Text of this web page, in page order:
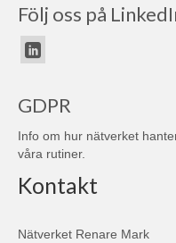
Följ oss på
GDPR
Info om hur nätverket
våra rutiner.
Kontakt
Nätverket Renare Mark